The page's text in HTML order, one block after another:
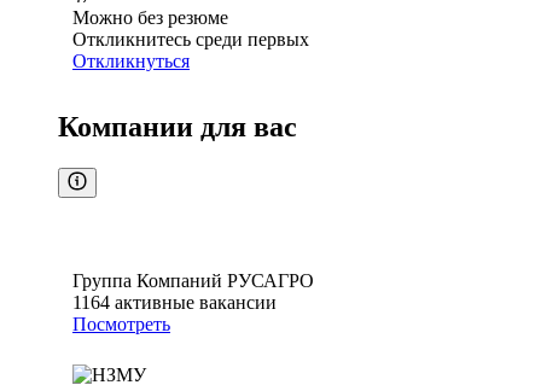
Можно без резюме
Откликнитесь среди первых
Откликнуться
Компании для вас
Группа Компаний РУСАГРО
1164 активные вакансии
Посмотреть